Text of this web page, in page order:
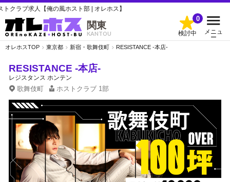
俺の風ホスト部 | オレホス】
関東
KANTOU 検討中
0
メニュ
ー
オレホスTOP 東京都 新宿・歌舞伎町 RESISTANCE -本店-
RESISTANCE -本店-
レジスタンス ホンテン
歌舞伎町 ホストクラブ 1部